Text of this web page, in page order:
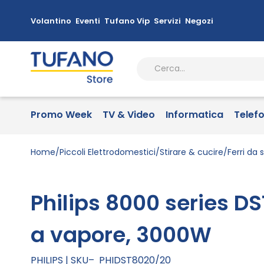
Volantino Eventi Tufano Vip Servizi Negozi
Promo Week TV & Video Informatica
Home Piccoli Elettrodomestici Stirare & cucire Ferri da
Philips 8000 series
a vapore, 3000W
PHILIPS SKU PHIDST8020/20